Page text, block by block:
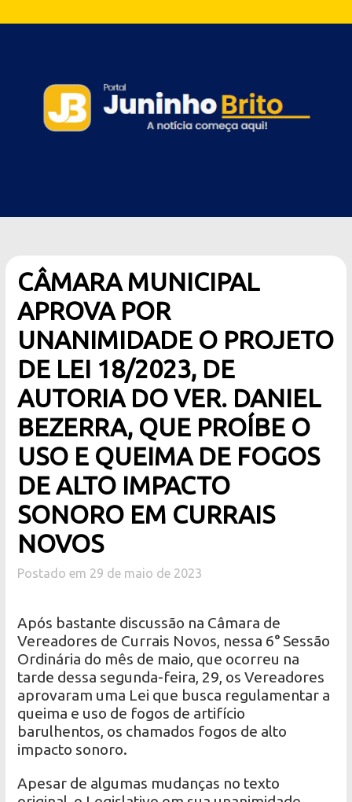
CÂMARA MUNICIPAL
APROVA POR
UNANIMIDADE O PROJETO
DE LEI 18/2023, DE
AUTORIA DO VER. DANIEL
BEZERRA, QUE PROÍBE O
USO E QUEIMA DE FOGOS
DE ALTO IMPACTO
SONORO EM CURRAIS
NOVOS
Postado em 29 de maio de 2023
Após bastante discussão na Câmara de
Vereadores de Currais Novos, nessa 6° Sessão
Ordinária do mês de maio, que ocorreu na
tarde dessa segunda-feira, 29, os Vereadores
aprovaram uma Lei que busca regulamentar a
queima e uso de fogos de artifício
barulhentos, os chamados fogos de alto
impacto sonoro.
Apesar de algumas mudanças no texto